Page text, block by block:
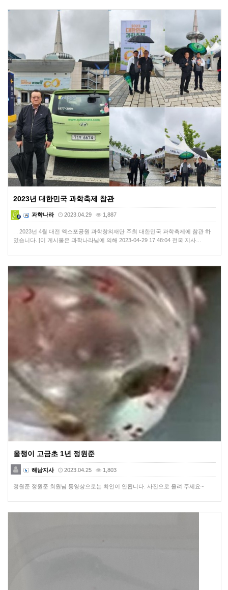
2023년 대한민국 과학축제 참관
과학나라 2023.04.29 1,887
. . 2023년 4월 대전 엑스포공원 과학창의재단 주최 대한민국 과학축제에 참관 하
였습니다. [이 게시물은 과학나라님에 의해 2023-04-29 17:48:04 전국 지사…
올챙이 고금초 1년 정원준
해남지사 2023.04.25 1,803
정원준 정원준 회원님 동영상으로는 확인이 안됩니다. 사진으로 올려 주세요~